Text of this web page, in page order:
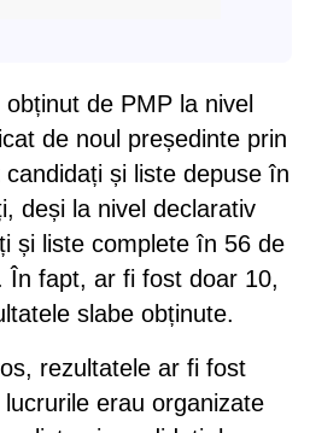
de PMP la nivel
de noul președinte prin
și liste depuse în
deși la nivel declarativ
și liste complete în 56 de
În fapt, ar fi fost doar 10,
slabe obținute.
rezultatele ar fi fost
erau organizate